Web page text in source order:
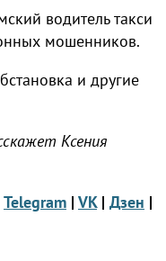
водитель такси
мошенников.
и другие
Ксения
Telegram | VK| Дзен |